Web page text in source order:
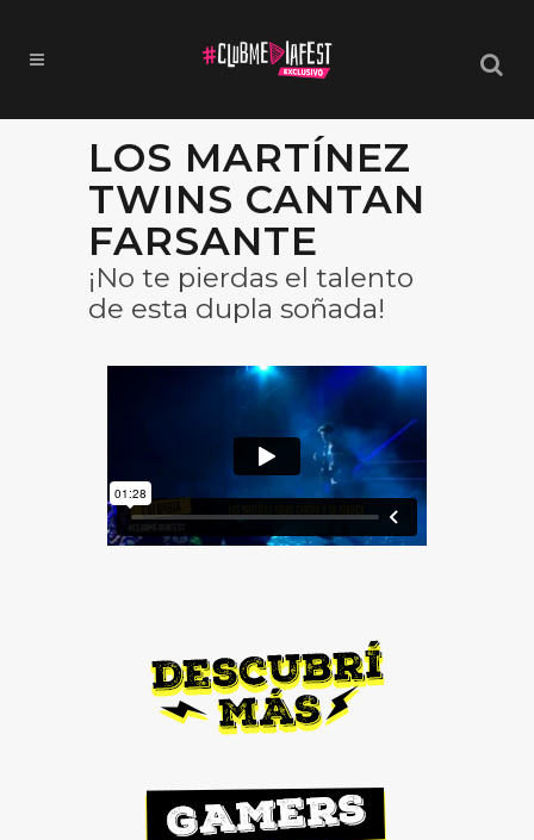
LOS MARTÍNEZ
TWINS CANTAN
FARSANTE
¡No te pierdas el talento
de esta dupla soñada!